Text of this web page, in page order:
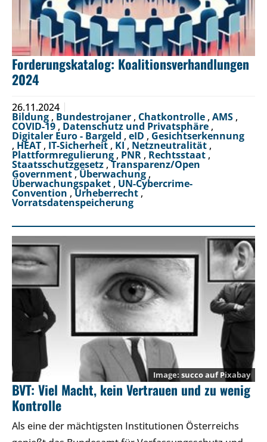
Forderungskatalog: Koalitionsverhandlungen
2024
26.11.2024
Bildung , Bundestrojaner , Chatkontrolle , AMS ,
COVID-19 , Datenschutz und Privatsphäre ,
Digitaler Euro - Bargeld , eID , Gesichtserkennung
, HEAT , IT-Sicherheit , KI , Netzneutralität ,
Plattformregulierung , PNR , Rechtsstaat ,
Staatsschutzgesetz ,Transparenz/Open
Government,Überwachung ,
Überwachungspaket , UN-Cybercrime-
Convention ,Urheberrecht ,
Vorratsdatenspeicherung
succoaufPixabay
BVT: Viel Macht, kein Vertrauen und zu wenig
Kontrolle
Als eine der mächtigsten Institutionen Österreichs